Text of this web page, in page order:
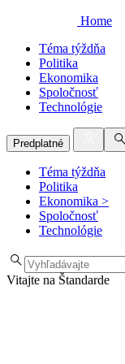
Home
Téma týždňa
Politika
Ekonomika
Spoločnosť
Technológie
Predplatné
Téma týždňa
Politika
Ekonomika >
Spoločnosť
Technológie
Vitajte na Štandarde